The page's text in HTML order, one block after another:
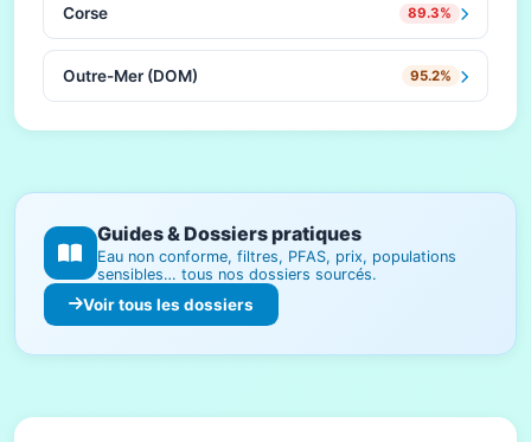
Corse 89.3%
Outre-Mer (DOM) 95.2%
Guides & Dossiers pratiques
Eau non conforme, filtres, PFAS, prix, populations
sensibles… tous nos dossiers sourcés.
Voir tous les dossiers